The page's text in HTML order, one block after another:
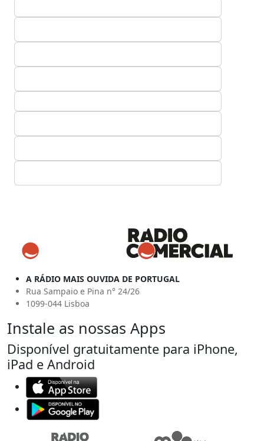
A RÁDIO MAIS OUVIDA DE PORTUGAL
Rua Sampaio e Pina n° 24/26
1099-044 Lisboa
Instale as nossas Apps
Disponível gratuitamente para iPhone,
iPad e Android